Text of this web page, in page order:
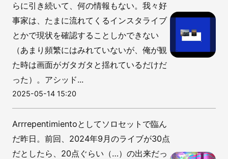
らに引き続いて、何の情報もない。我々好
事家は、たまに流れてくるインスタライブ
とかで現状を確認することしかできない
（あまり頻繁にはみれていないが、俺が観
た時は画面がガタガタと揺れているだけだ
った）。アシッド...
2025-05-14 15:20
Arrrepentimientoとしてソロセットで臨ん
だ昨日。前回、2024年9月のライブが30点
だとしたら、20点ぐらい（…）の出来だっ